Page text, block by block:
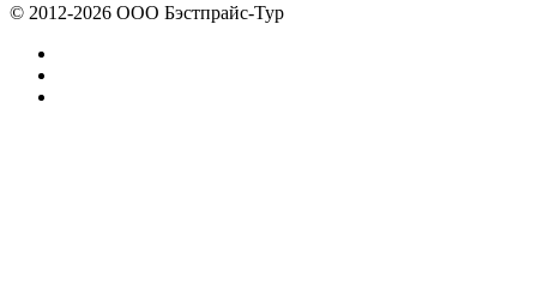
© 2012-2026 ООО Бэстпрайс-Тур